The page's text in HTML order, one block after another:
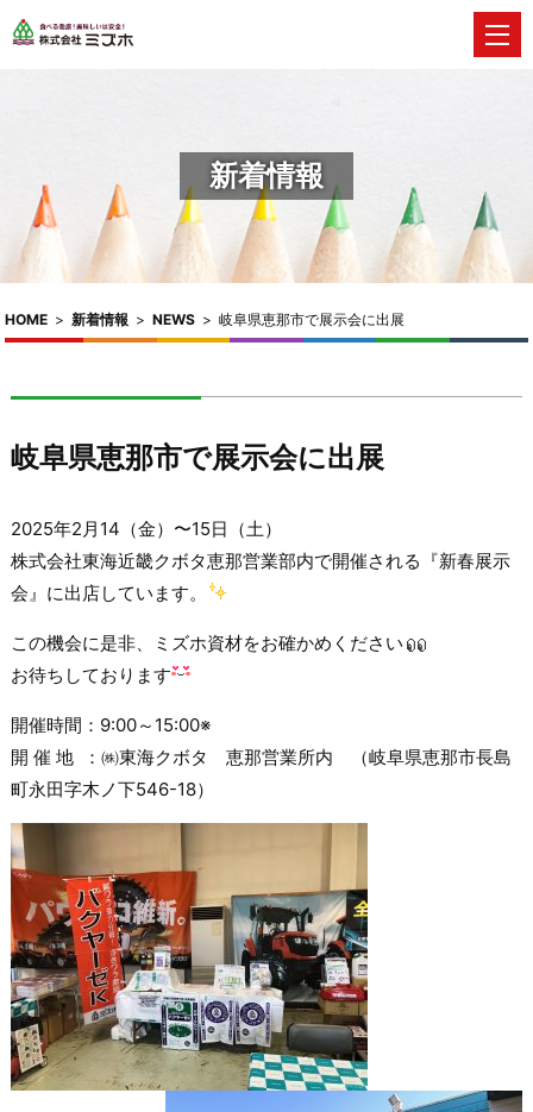
新着情報
HOME > 新着情報 > NEWS > 岐阜県恵那市で展示会に出展
岐阜県恵那市で展示会に出展
2025年2月14（金）〜15日（土）
株式会社東海近畿クボタ恵那営業部内で開催される『新春展示
会』に出店しています。
この機会に是非、ミズホ資材をお確かめください
お待ちしております
開催時間：9:00～15:00※
開 催 地 ：㈱東海クボタ 恵那営業所内 （岐阜県恵那市長島
町永田字木ノ下546-18）